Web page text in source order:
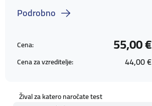
Podrobno
Cena: 55,00 €
Cena za vzreditelje: 44,00 €
Žival za katero naročate test